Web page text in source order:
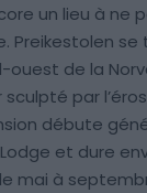
un lieu à ne
Preikestolen
ouest de la
sculpté par
débute
et dure
mai à